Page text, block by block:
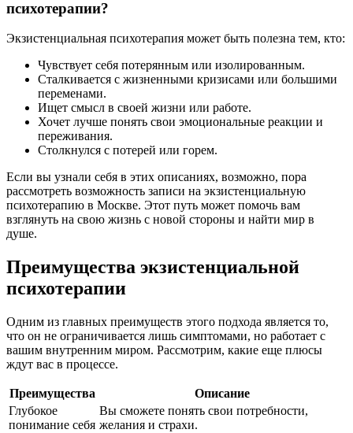
психотерапии?
Экзистенциальная психотерапия может быть полезна тем, кто:
Чувствует себя потерянным или изолированным.
Сталкивается с жизненными кризисами или большими
переменами.
Ищет смысл в своей жизни или работе.
Хочет лучше понять свои эмоциональные реакции и
переживания.
Столкнулся с потерей или горем.
Если вы узнали себя в этих описаниях, возможно, пора
рассмотреть возможность записи на экзистенциальную
психотерапию в Москве. Этот путь может помочь вам
взглянуть на свою жизнь с новой стороны и найти мир в
душе.
Преимущества экзистенциальной
психотерапии
Одним из главных преимуществ этого подхода является то,
что он не ограничивается лишь симптомами, но работает с
вашим внутренним миром. Рассмотрим, какие еще плюсы
ждут вас в процессе.
Преимущества
Описание
Глубокое
понимание себя
Вы сможете понять свои потребности,
желания и страхи.